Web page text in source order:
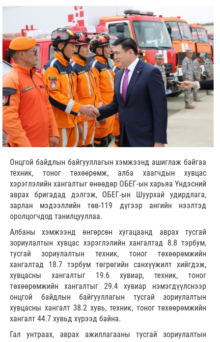
Онцгой байдлын байгууллагын хэмжээнд ашиглаж байгаа
техник, тоног төхөөрөмж, алба хаагчдын хувцас
хэрэглэлийн хангалтыг өнөөдөр ОБЕГ-ын харьяа Үндэсний
аврах бригадад дэлгэж, ОБЕГ-ын Шуурхай удирдлага,
зарлан мэдээллийн төв-119 дүгээр ангийн нээлтэд
оролцогчдод танилцууллаа.
Албаны хэмжээнд өнгөрсөн хугацаанд аврах тусгай
зориулалтын хувцас хэрэглэлийн хангалтад 8.8 тэрбум,
тусгай зориулалтын техник, тоног төхөөрөмжийн
хангалтад 18.7 тэрбум төгрөгийн санхүүжилт хийгдэж,
хувцасны хангалтыг 19.6 хувиар, техник, тоног
төхөөрөмжийн хангалтыг 29.4 хувиар нэмэгдүүлснээр
онцгой байдлын байгууллагын тусгай зориулалтын
хувцасны хангалт 38.2 хувь, техник, тоног төхөөрөмжийн
хангалт 44.7 хувьд хүрээд байна.
Гал унтраах, аврах ажиллагааны тусгай зориулалтын